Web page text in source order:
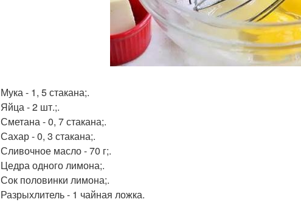
Мука - 1, 5 стакана;.
Яйца - 2 шт.;.
Сметана - 0, 7 стакана;.
Сахар - 0, 3 стакана;.
Сливочное масло - 70 г;.
Цедра одного лимона;.
Сок половинки лимона;.
Разрыхлитель - 1 чайная ложка.